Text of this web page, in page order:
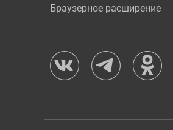
Браузерное расширение